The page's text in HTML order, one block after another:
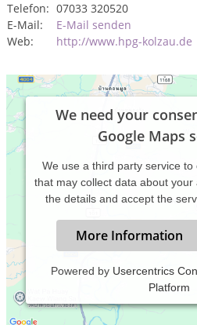
Telefon: 07033 320520
E-Mail:
E-Mail senden
Web:
http://www.hpg-kolzau.de
We need your
Google Maps
We use a third party service
that may collect data about your
the details and accept the
More Information
Powered by Usercentrics
Platform
Karin Kolzau
2 erwachsene Kinder